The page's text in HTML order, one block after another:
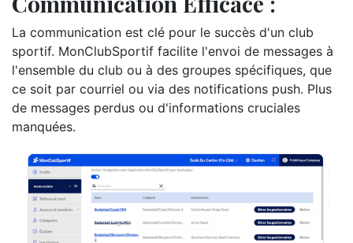
La communication est clé pour le succès d'un club
sportif. MonClubSportif facilite l'envoi de messages à
l'ensemble du club ou à des groupes spécifiques, que
ce soit par courriel ou via des notifications push. Plus
de messages perdus ou d'informations cruciales
manquées.